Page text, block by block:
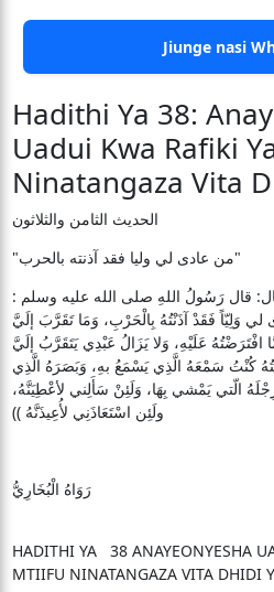
Jiunge nasi
Hadithi Ya 38:
Uadui Kwa Rafiki
Ninatangaza Vita
الحديث الثامن والثلاثون
"من عادى لي وليا فقد آذنته بالحرب"
قال رَسُولُ اللهِ صلى الله عليه وسلم :
وَلِيّاً فَقَدْ آذَنْتُهُ بِالْحَرْبِ، وَمَا تَقَرَّبَ إلَيَّ
عَلَيْهِ، وَلا يَزَالُ عَبْدِي يَتَقَرَّبُ إلَيَّ
كُنْتُ سَمْعَهُ الَّذِي يَسْمَعُ بهِ، وَبَصَرَهُ الَّذِي
الّتي يَمْشي بِهَا، وَلَئِنْ سَأَلِني لأعْطِيَنَّهُ،
ولَئِن اسْتَعَاذَنِي لأُعِيذَنَّهُ ))
رَوَاهُ الْبُخَارِيُّ
HADITHI YA 38 ANAYEONYESHA
MTIIFU NINATANGAZA VITA DHIDI